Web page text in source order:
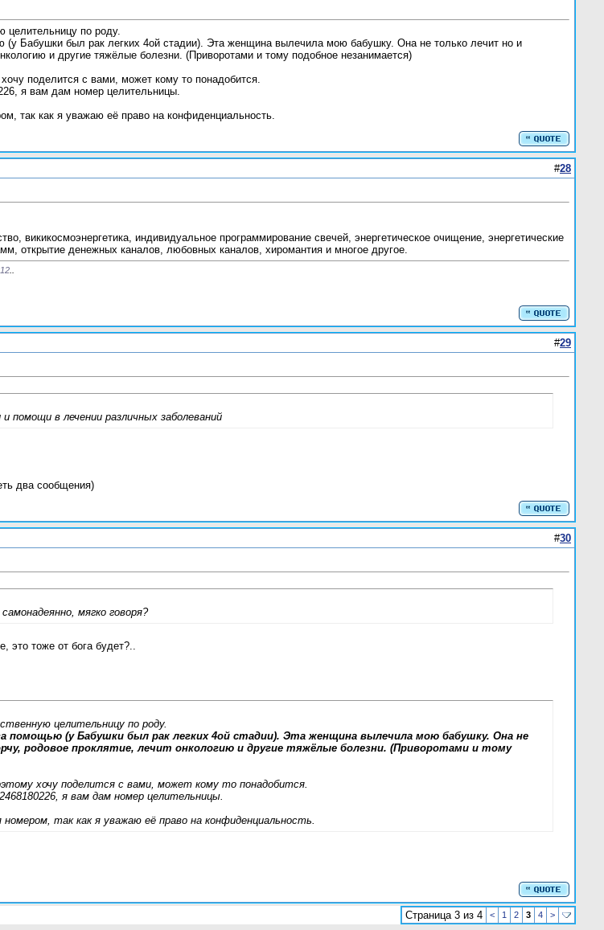
целительницу по роду.
(у Бабушки был рак легких 4ой стадии). Эта женщина вылечила мою бабушку. Она не только лечит но и
и другие тяжëлые болезни. (Приворотами и тому подобное незанимается)
поделится с вами, может кому то понадобится.
я вам дам номер целительницы.
так как я уважаю еë право на конфиденциальность.
#28
викикосмоэнергетика, индивидуальное программирование свечей, энергетическое очищение, энергетические
открытие денежных каналов, любовных каналов, хиромантия и многое другое.
#29
помощи в лечении различных заболеваний
два сообщения)
#30
мягко говоря?
это тоже от бога будет?..
целительницу по роду.
помощью (у Бабушки был рак легких 4ой стадии). Эта женщина вылечила мою бабушку. Она не
родовое проклятие, лечит онкологию и другие тяжëлые болезни. (Приворотами и тому
хочу поделится с вами, может кому то понадобится.
я вам дам номер целительницы.
так как я уважаю еë право на конфиденциальность.
Страница 3 из 4 < 1 2 3 4 >